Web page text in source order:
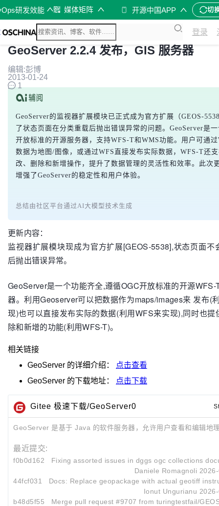
研发效能 媒体矩阵 开源中国APP 切
登录
GeoServer 2.2.4 发布，GIS 服务器
编辑:彭博
2013-01-24
1
GeoServer的监视器扩展模块已正式成为官方扩展（GEOS-
了状态页面在分类重载后抛出错误异常的问题。GeoServer是
开放标准的开源服务器，支持WFS-T和WMS功能。用户可通
数据为地图/图像，或通过WFS直接发布实际数据，WFS-T还
改、删除和新增操作，提升了数据管理的灵活性和效率。此次
增强了GeoServer的稳定性和用户体验。
总结由社区平台通过AI大模型技术生成
更新内容：
监视器扩展模块现成为官方扩展[GEOS-5538],状态页面不
后抛出错误异常。
GeoServer是一个功能齐全,遵循OGC开放标准的开源WFS-
器。利用Geoserver可以把数据作为maps/images来 发布(
现)也可以直接发布实际的数据(利用WFS来实现),同时也提
除和新增的功能(利用WFS-T)。
相关链接
GeoServer 的详细介绍：
点击查看
GeoServer 的下载地址： 点击下载
Gitee 极速下载/GeoServer0
GeoServer 是基于 Java 的软件服务器，允许用户查看和编辑地
最近提交:
f0b0d162
Fixing assorted issues in dggs ogc collections
Daniele Romagnoli
44fcf031
Docs: Replace geopackage with actual geotiff
Ionut Ungurianu
b48d5f55
Merge pull request #9707 from turingtestfail/